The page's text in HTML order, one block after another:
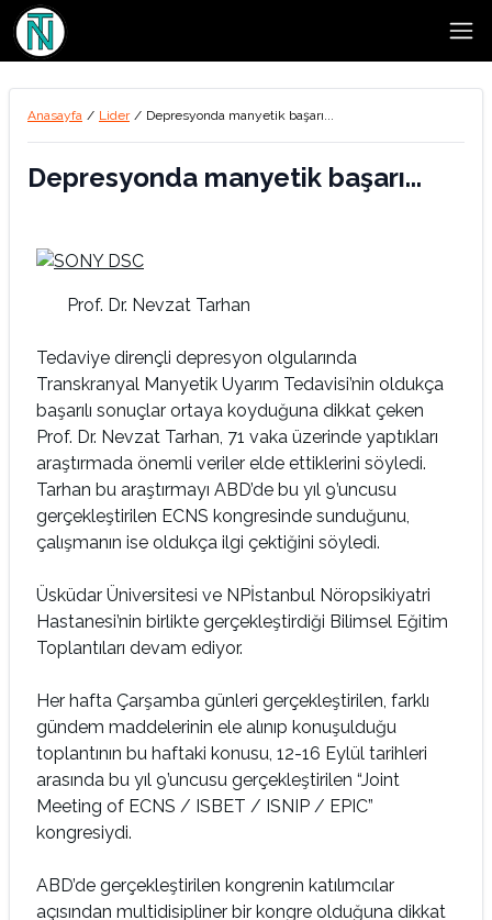
Anasayfa / Lider / Depresyonda manyetik başarı...
Depresyonda manyetik başarı...
Prof. Dr. Nevzat Tarhan
Tedaviye dirençli depresyon olgularında
Transkranyal Manyetik Uyarım Tedavisi’nin oldukça
başarılı sonuçlar ortaya koyduğuna dikkat çeken
Prof. Dr. Nevzat Tarhan, 71 vaka üzerinde yaptıkları
araştırmada önemli veriler elde ettiklerini söyledi.
Tarhan bu araştırmayı ABD’de bu yıl 9’uncusu
gerçekleştirilen ECNS kongresinde sunduğunu,
çalışmanın ise oldukça ilgi çektiğini söyledi.
Üsküdar Üniversitesi ve NPİstanbul Nöropsikiyatri
Hastanesi’nin birlikte gerçekleştirdiği Bilimsel Eğitim
Toplantıları devam ediyor.
Her hafta Çarşamba günleri gerçekleştirilen, farklı
gündem maddelerinin ele alınıp konuşulduğu
toplantının bu haftaki konusu, 12-16 Eylül tarihleri
arasında bu yıl 9’uncusu gerçekleştirilen “Joint
Meeting of ECNS / ISBET / ISNIP / EPIC”
kongresiydi.
ABD’de gerçekleştirilen kongrenin katılımcılar
açısından multidisipliner bir kongre olduğuna dikkat